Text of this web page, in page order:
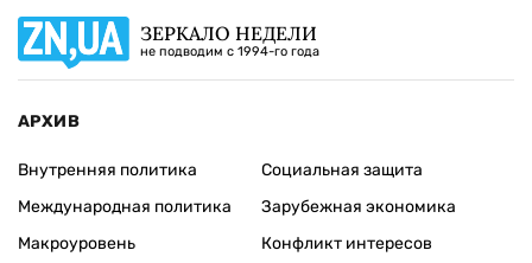
ЗЕРКАЛО НЕДЕЛИ
не подводим с 1994-го года
АРХИВ
Внутренняя политика
Международная политика
Макроуровень
Социальная защита
Зарубежная экономика
Конфликт интересов